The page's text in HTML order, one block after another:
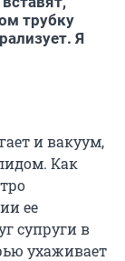
трубку
Я
и вакуум,
Как
ее
супруги в
ухаживает